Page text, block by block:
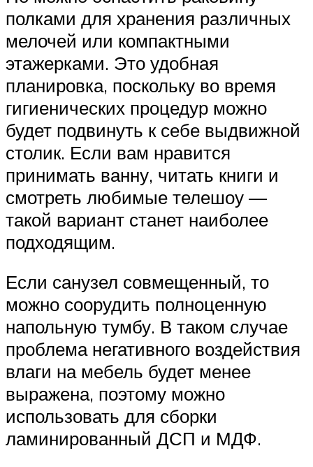
полками для хранения различных
мелочей или компактными
этажерками. Это удобная
планировка, поскольку во время
гигиенических процедур можно
будет подвинуть к себе выдвижной
столик. Если вам нравится
принимать ванну, читать книги и
смотреть любимые телешоу —
такой вариант станет наиболее
подходящим.
Если санузел совмещенный, то
можно соорудить полноценную
напольную тумбу. В таком случае
проблема негативного воздействия
влаги на мебель будет менее
выражена, поэтому можно
использовать для сборки
ламинированный ДСП и МДФ.